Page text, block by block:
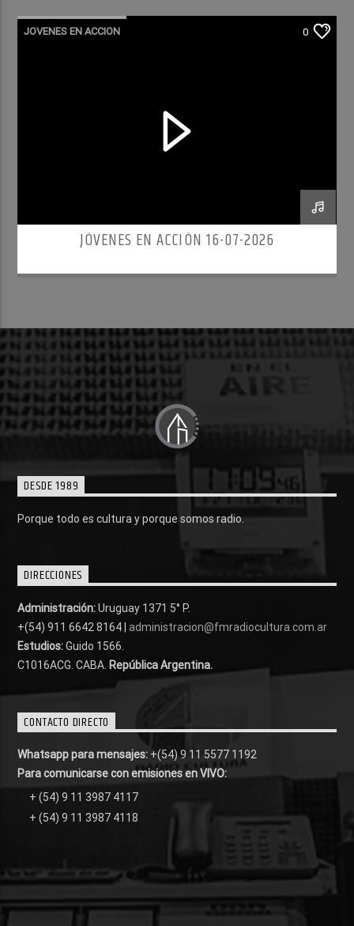
JOVENES EN ACCION 0
JÓVENES EN ACCIÓN 16-07-2026
DESDE 1989
Porque todo es cultura y porque somos radio.
DIRECCIONES
Administración:Uruguay 1371 5° P.
+(54) 911 6642 8164 | administracion@fmradiocultura.com.ar
Estudios:Guido 1566.
C1016ACG . CABA. República Argentina.
CONTACTO DIRECTO
Whatsapp para mensajes: +(54) 9 11 5577 1192
Para comunicarse con emisiones en VIVO:
+ (54) 9 11 3987 4117
+ (54) 9 11 3987 4118